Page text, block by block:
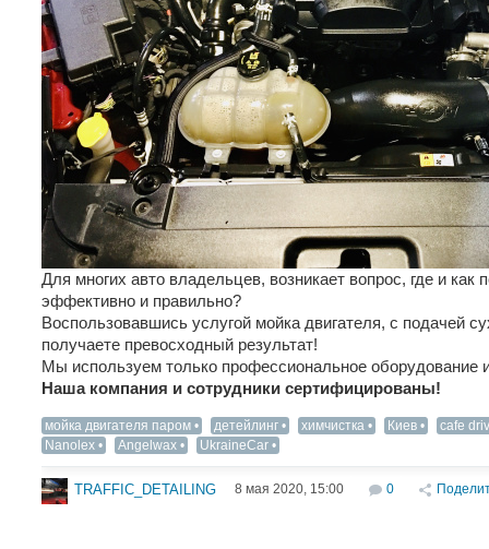
Для многих авто владельцев, возникает вопрос, где и как
эффективно и правильно?
Воспользовавшись услугой мойка двигателя, с подачей
получаете превосходный результат!
Мы используем только профессиональное оборудование
Наша компания и сотрудники сертифицированы!
мойка двигателя паром детейлинг химчистка Киев
cafe
Nanolex
Angelwax UkraineCar
TRAFFIC_DETAILING 8 мая 2020, 15:00 0